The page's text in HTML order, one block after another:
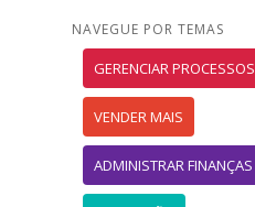
NAVEGUE POR TEMAS
GERENCIAR PROCESSOS
VENDER MAIS
ADMINISTRAR FINANÇAS